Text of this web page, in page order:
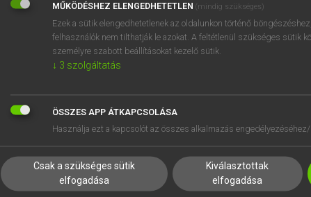
EGYÉNI FELHASZNÁLÓKNAK
TANULÓKNAK
VÁLLALATI MEGOLDÁSOK
SÚGÓ
RÓLUNK
SÜTI BEÁLLÍTÁSOK
MŰKÖDÉSHEZ ELENGEDHETETLEN (mindig szükséges)
Ezek a sütik elengedhetetlenek az oldalunkon történő
felhasználók nem tilthatják le azokat. A feltétlenül szükséges sütik
személyre szabott beállításokat kezelő sütik.
↓ 3 szolgáltatás
ÖSSZES APP ÁTKAPCSOLÁSA
Használja ezt a kapcsolót az összes alkalmazás
Csak a szükséges sütik
elfogadása
Kiválasztottak
elfogadása